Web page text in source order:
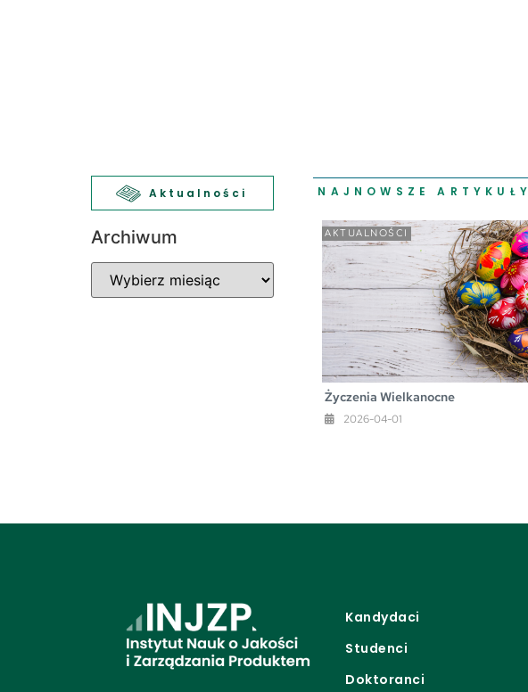
Aktualności
Archiwum
NAJNOWSZE ARTYKUŁY
AKTUALNOŚCI
Życzenia Wielkanocne
2026-04-01
Kandydaci
Studenci
Doktoranci